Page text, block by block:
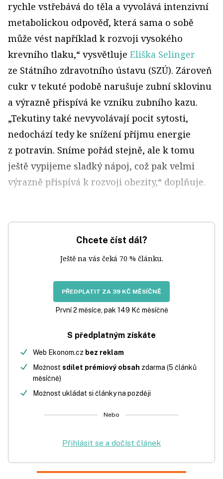
rychle vstřebává do těla a vyvolává intenzivní
metabolickou odpověď, která sama o sobě
může vést například k rozvoji vysokého
krevního tlaku,“ vysvětluje Eliška Selinger
ze Státního zdravotního ústavu (SZÚ). Zároveň
cukr v tekuté podobě narušuje zubní sklovinu
a výrazně přispívá ke vzniku zubního kazu.
„Tekutiny také nevyvolávají pocit sytosti,
nedochází tedy ke snížení příjmu energie
z potravin. Sníme pořád stejně, ale k tomu
ještě vypijeme sladký nápoj, což pak velmi
výrazně přispívá k rozvoji obezity,“ doplňuje.
Chcete číst dál?
Ještě na vás čeká 70 % článku.
PŘEDPLATIT ZA 39 KČ MĚSÍČNĚ
První 2 měsíce, pak 149 Kč měsíčně
S předplatným získáte
Web Ekonom.cz bez reklam
Možnost sdílet prémiový obsah zdarma (5 článků
měsíčně)
Možnost ukládat si články na později
Nebo
Přihlásit se a dočíst článek